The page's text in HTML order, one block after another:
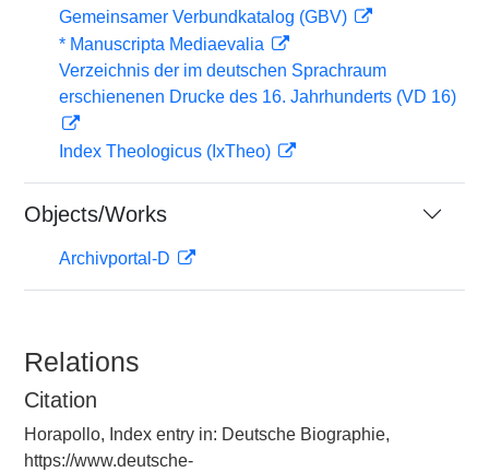
Gemeinsamer Verbundkatalog (GBV)
* Manuscripta Mediaevalia
Verzeichnis der im deutschen Sprachraum
erschienenen Drucke des 16. Jahrhunderts (VD 16)
Index Theologicus (IxTheo)
Objects/Works
Archivportal-D
Relations
Citation
Horapollo, Index entry in: Deutsche Biographie,
https://www.deutsche-